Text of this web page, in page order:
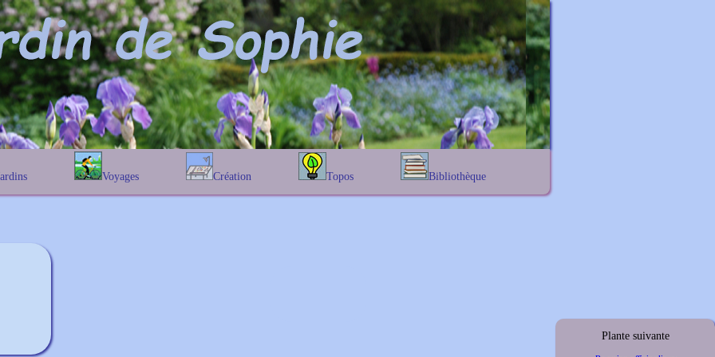
Voyages
En Belgique
Création
Prairies fleuries
Topos
Les chênes
Bibliothèque
Lexique noms propres
Plante suivante